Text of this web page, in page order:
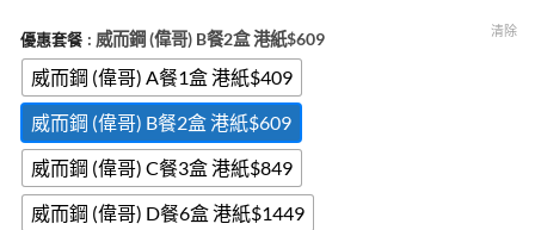
優惠套餐 : 威而鋼 (偉哥) B餐2盒 港紙$609
威而鋼 (偉哥) A餐1盒 港紙$409
威而鋼 (偉哥) B餐2盒 港紙$609
威而鋼 (偉哥) C餐3盒 港紙$849
威而鋼 (偉哥) D餐6盒 港紙$1449
清除